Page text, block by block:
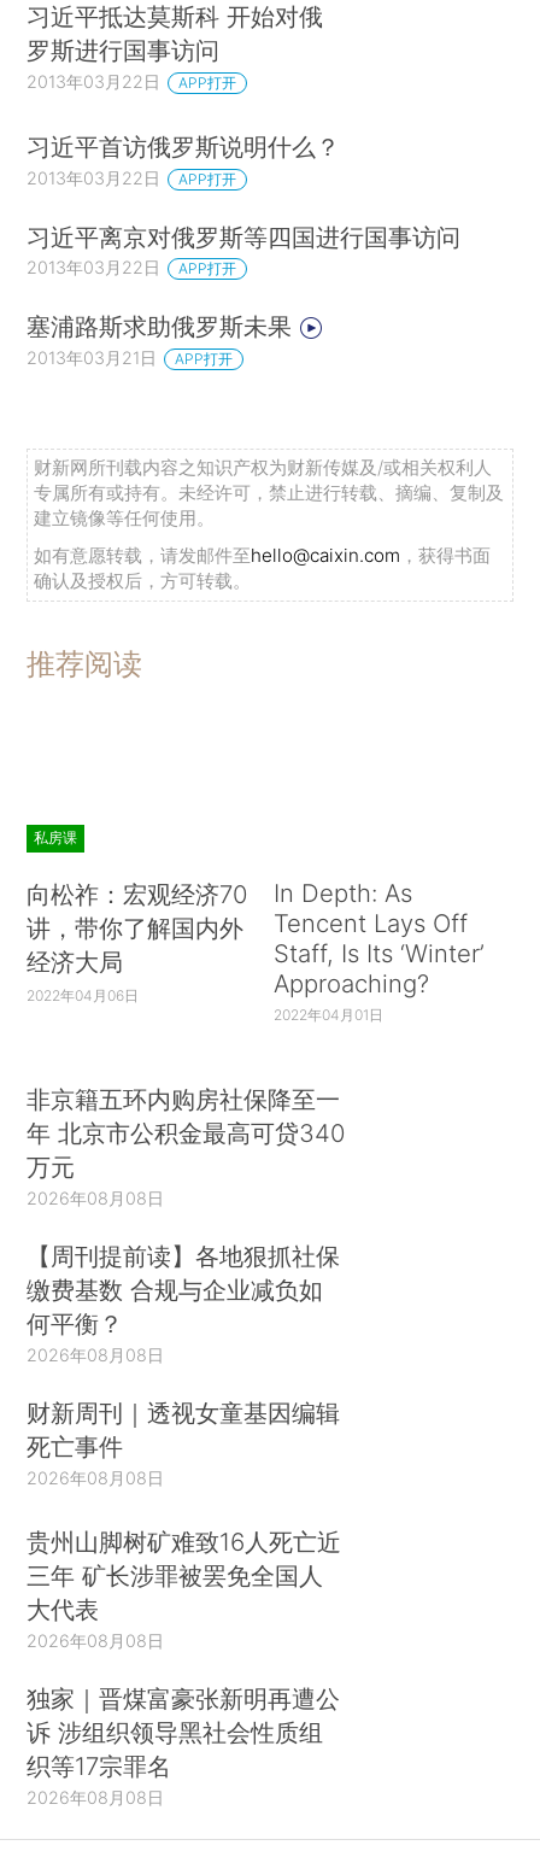
习近平抵达莫斯科 开始对俄
罗斯进行国事访问
2013年03月22日 APP打开
习近平首访俄罗斯说明什么？
2013年03月22日 APP打开
习近平离京对俄罗斯等四国进行国事访问
2013年03月22日 APP打开
塞浦路斯求助俄罗斯未果
2013年03月21日 APP打开
财新网所刊载内容之知识产权为财新传媒及/或相关权利人
专属所有或持有。未经许可，禁止进行转载、摘编、复制及
建立镜像等任何使用。
如有意愿转载，请发邮件至hello@caixin.com ，获得书面
确认及授权后，方可转载。
推荐阅读
私房课
向松祚：宏观经济70
讲，带你了解国内外
经济大局
2022年04月06日
In Depth: As
Tencent Lays Off
Staff, Is Its ‘Winter’
Approaching?
2022年04月01日
非京籍五环内购房社保降至一
年 北京市公积金最高可贷340
万元
2026年08月08日
【周刊提前读】各地狠抓社保
缴费基数 合规与企业减负如
何平衡？
2026年08月08日
财新周刊｜透视女童基因编辑
死亡事件
2026年08月08日
贵州山脚树矿难致16人死亡近
三年 矿长涉罪被罢免全国人
大代表
2026年08月08日
独家｜晋煤富豪张新明再遭公
诉 涉组织领导黑社会性质组
织等17宗罪名
2026年08月08日